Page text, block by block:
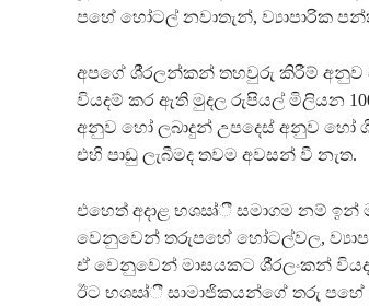
පහේ හෝටල් නවාතැන්, ව්‍යාපාරික
අපගේ ශී‍්‍රලන්කන් තහවුරු කිරීම් අනුව
වියදම් කර ඇති මුදල රුපියල් මිලියන
අනුව හෝ ලබාදුන් උපදෙස් අනුව හෝ
එහි පාඩු ලැබීමද තවම අවසන් වී නැත.
එහෙත් අදාළ භශඍ්ී සමාගම නම්
වෙනුවෙන් තරුපහේ හෝටල්වල,
ඒ වෙනුවෙන් මාසයකට ශී‍්‍රලංකන්
ඊට භශඍ්ී සාමාජිකයන්ගේ තරු පහේ